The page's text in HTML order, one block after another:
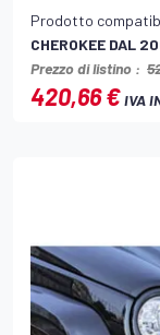
Prodotto
CHEROKEE DAL
Prezzo di listino :
420,66 €IVA